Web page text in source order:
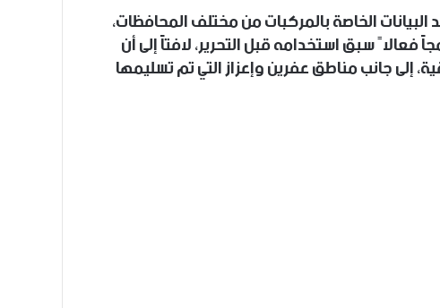
الخاصة بالمركبات من مختلف المحافظات،
سبق استخدامه قبل التحرير، لافتاً إلى أن
إلى جانب مناطق عفرين وإعزاز التي تم تسليمها